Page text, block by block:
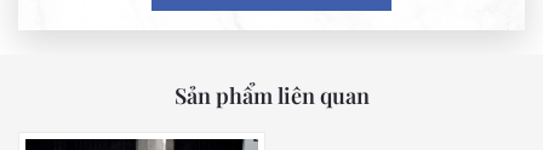
Sản phẩm liên quan